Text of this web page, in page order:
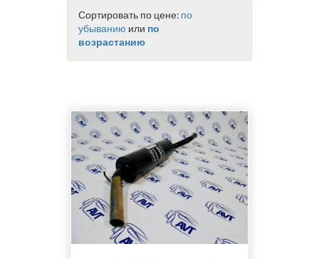
Сортировать по цене: по
убыванию или по
возрастанию